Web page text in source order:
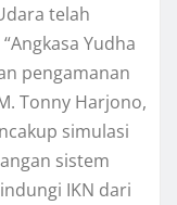
telah
Yudha
pengamanan
Tonny Harjono,
simulasi
sistem
IKN dari